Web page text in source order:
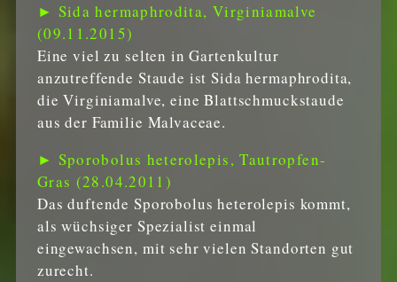
► Sida hermaphrodita, Virginiamalve
(09.11.2015)
Eine viel zu selten in Gartenkultur
anzutreffende Staude ist Sida hermaphrodita,
die Virginiamalve, eine Blattschmuckstaude
aus der Familie Malvaceae.
► Sporobolus heterolepis, Tautropfen-
Gras (28.04.2011)
Das duftende Sporobolus heterolepis kommt,
als wüchsiger Spezialist einmal
eingewachsen, mit sehr vielen Standorten gut
zurecht.